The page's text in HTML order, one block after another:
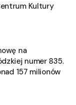
Kultury
na
numer 835.
157 milionów